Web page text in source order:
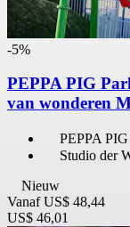
-5%
PEPPA PIG
van wonderen
PEPPA
Studio der
Nieuw
Vanaf US$ 48,44
US$ 46,01